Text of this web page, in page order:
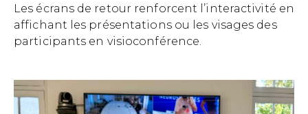
Les écrans de retour renforcent l’interactivité en
affichant les présentations ou les visages des
participants en visioconférence.